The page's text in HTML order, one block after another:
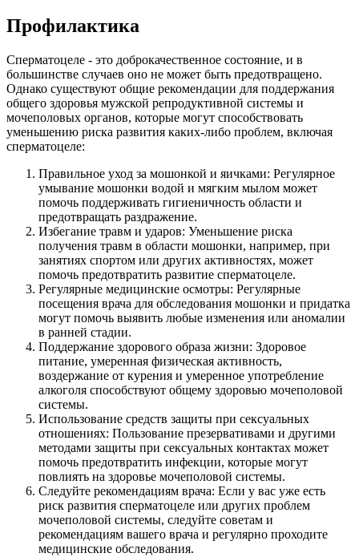
Профилактика
Сперматоцеле - это доброкачественное состояние, и в
большинстве случаев оно не может быть предотвращено.
Однако существуют общие рекомендации для поддержания
общего здоровья мужской репродуктивной системы и
мочеполовых органов, которые могут способствовать
уменьшению риска развития каких-либо проблем, включая
сперматоцеле:
Правильное уход за мошонкой и яичками: Регулярное
умывание мошонки водой и мягким мылом может
помочь поддерживать гигиеничность области и
предотвращать раздражение.
Избегание травм и ударов: Уменьшение риска
получения травм в области мошонки, например, при
занятиях спортом или других активностях, может
помочь предотвратить развитие сперматоцеле.
Регулярные медицинские осмотры: Регулярные
посещения врача для обследования мошонки и придатка
могут помочь выявить любые изменения или аномалии
в ранней стадии.
Поддержание здорового образа жизни: Здоровое
питание, умеренная физическая активность,
воздержание от курения и умеренное употребление
алкоголя способствуют общему здоровью мочеполовой
системы.
Использование средств защиты при сексуальных
отношениях: Пользование презервативами и другими
методами защиты при сексуальных контактах может
помочь предотвратить инфекции, которые могут
повлиять на здоровье мочеполовой системы.
Следуйте рекомендациям врача: Если у вас уже есть
риск развития сперматоцеле или других проблем
мочеполовой системы, следуйте советам и
рекомендациям вашего врача и регулярно проходите
медицинские обследования.